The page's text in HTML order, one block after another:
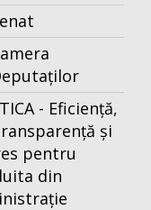
- Eficiență,
și
pentru
din